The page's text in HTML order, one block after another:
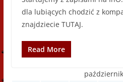
dla lubiących chodzić z
znajdziecie TUTAJ.
Read More